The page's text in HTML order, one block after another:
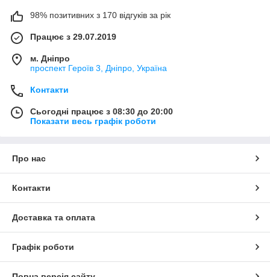
98% позитивних з 170 відгуків за рік
Працює з 29.07.2019
м. Дніпро
проспект Героїв 3, Дніпро, Україна
Контакти
Сьогодні працює з 08:30 до 20:00
Показати весь графік роботи
Про нас
Контакти
Доставка та оплата
Графік роботи